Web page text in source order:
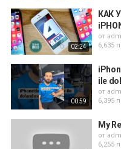
02:24
КАК
от
6,635
00:59
ile
от
6,395
My
от
6,255